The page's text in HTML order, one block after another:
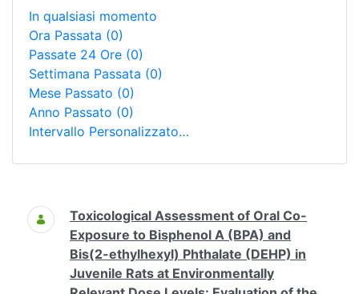
In qualsiasi momento
Ora Passata (0)
Passate 24 Ore (0)
Settimana Passata (0)
Mese Passato (0)
Anno Passato (0)
Intervallo Personalizzato…
Ricerca
Toxicological Assessment of Oral Co-
Exposure to Bisphenol A (BPA) and
Bis(2-ethylhexyl) Phthalate (DEHP) in
Juvenile Rats at Environmentally